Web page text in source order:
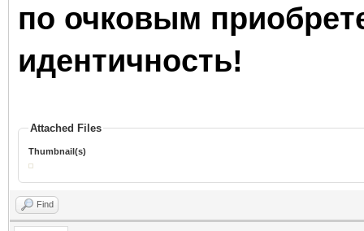
по очковым
идентичность!
Attached Files
Thumbnail(s)
Find